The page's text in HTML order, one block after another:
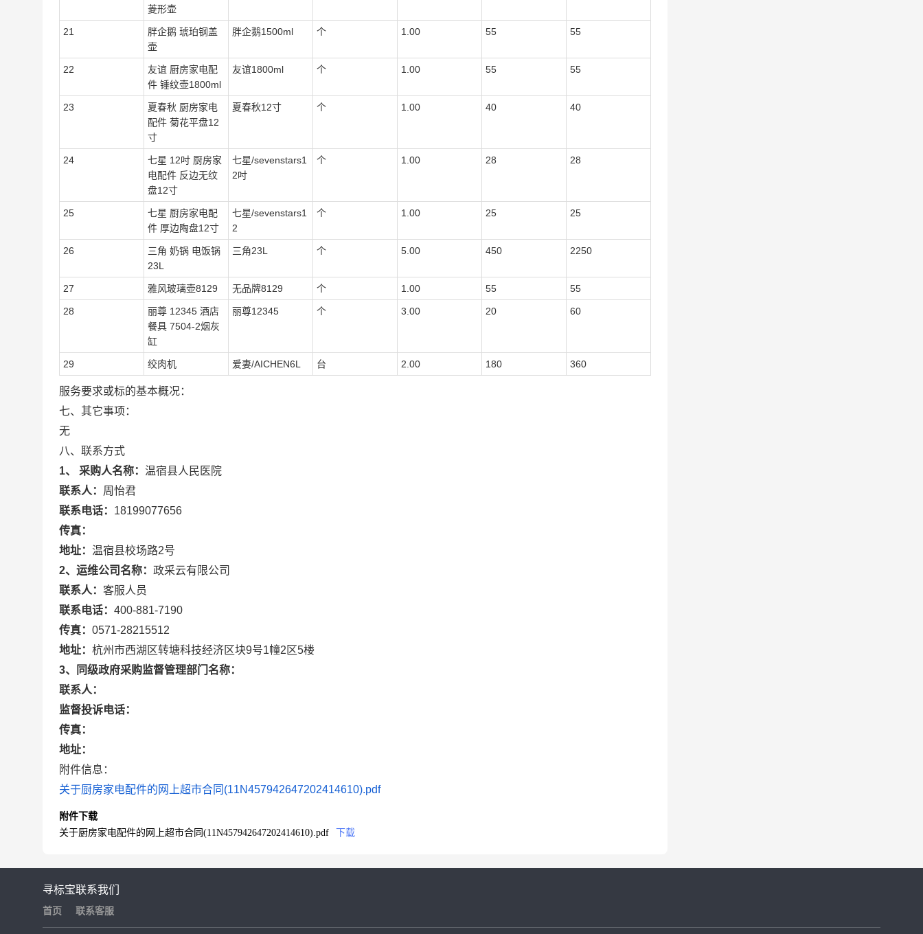
菱形壶
21
胖企鹅 琥珀钢盖
壶
胖企鹅1500ml 个 1.00 55 55
22
友谊 厨房家电配
件 锤纹壶1800ml
友谊1800ml 个 1.00 55 55
23
夏春秋 厨房家电
配件 菊花平盘12
寸
夏春秋12寸 个 1.00 40 40
24
七星 12吋 厨房家
电配件 反边无纹
盘12寸
七星/sevenstars1
2吋
个 1.00 28 28
25
七星 厨房家电配
件 厚边陶盘12寸
七星/sevenstars1
2
个 1.00 25 25
26
三角 奶锅 电饭锅
23L
三角23L 个 5.00 450 2250
27 雅风玻璃壶8129 无品牌8129 个 1.00 55 55
28
丽尊 12345 酒店
餐具 7504-2烟灰
缸
丽尊12345 个 3.00 20 60
29 绞肉机 爱妻/AICHEN6L 台 2.00 180 360
服务要求或标的基本概况：
七、其它事项：
无
八、联系方式
1、 采购人名称： 温宿县人民医院
联系人： 周怡君
联系电话： 18199077656
传真：
地址： 温宿县校场路2号
2、运维公司名称： 政采云有限公司
联系人： 客服人员
联系电话： 400-881-7190
传真： 0571-28215512
地址： 杭州市西湖区转塘科技经济区块9号1幢2区5楼
3、同级政府采购监督管理部门名称：
联系人：
监督投诉电话：
传真：
地址：
附件信息：
关于厨房家电配件的网上超市合同(11N457942647202414610).pdf
附件下载
关于厨房家电配件的网上超市合同(11N457942647202414610).pdf
下载
寻标宝
首页
联系我们
联系客服